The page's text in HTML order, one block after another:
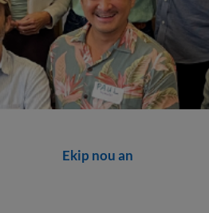
Ekip nou an